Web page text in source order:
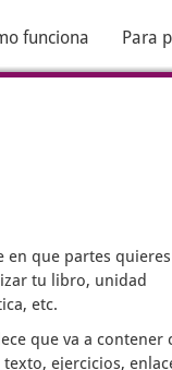
funciona Para
en que partes quieres
tu libro, unidad
etc.
que va a contener
texto, ejercicios,